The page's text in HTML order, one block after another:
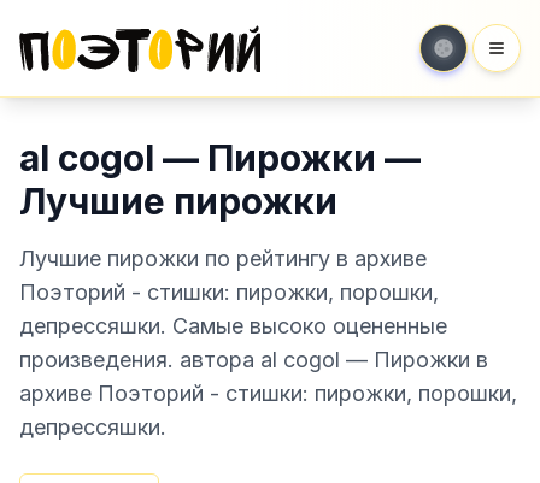
al cogol — Пирожки —
Лучшие пирожки
Лучшие пирожки по рейтингу в архиве
Поэторий - стишки: пирожки, порошки,
депрессяшки. Самые высоко оцененные
произведения. автора al cogol — Пирожки в
архиве Поэторий - стишки: пирожки, порошки,
депрессяшки.